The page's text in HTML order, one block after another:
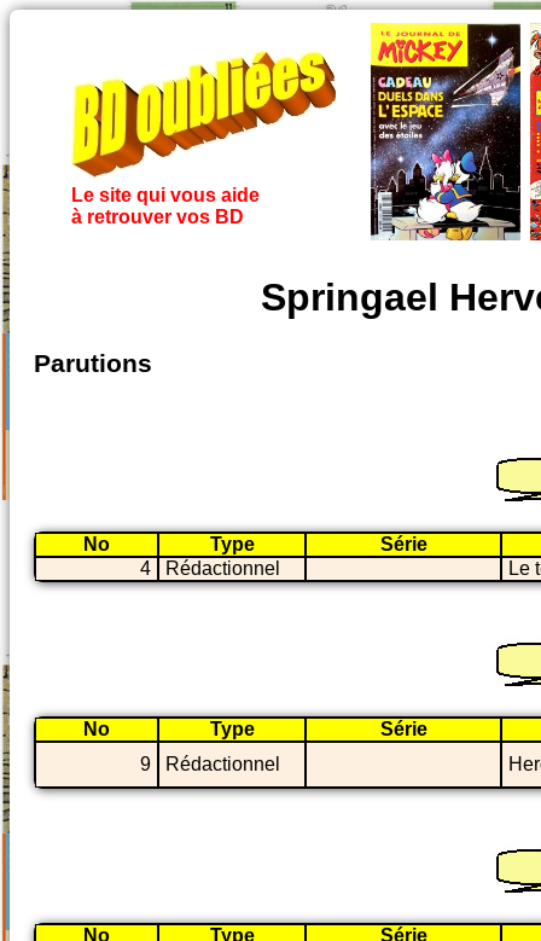
Le site qui vous aide
à retrouver vos BD
Springael
Parutions
No Type
Série
4
Rédactionnel Le
No Type
Série
9
Rédactionnel
No Type
Série